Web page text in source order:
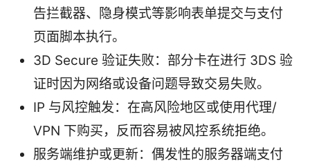
告拦截器、隐身模式等影响表单提交与支付
页面脚本执行。
3D Secure 验证失败：部分卡在进行 3DS 验
证时因为网络或设备问题导致交易失败。
IP 与风控触发：在高风险地区或使用代理/
VPN 下购买，反而容易被风控系统拒绝。
服务端维护或更新：偶发性的服务器端支付